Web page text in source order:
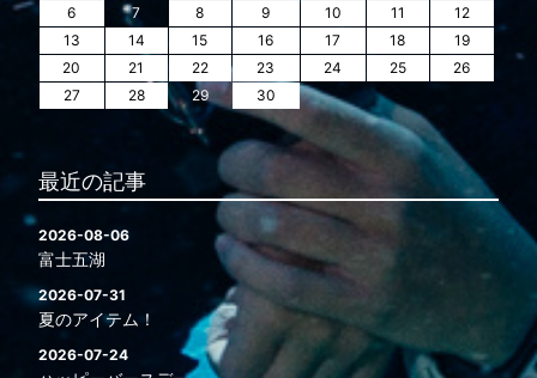
6
7 8 9 10 11
12
13
14 15 16 17 18
19
20
21 22 23 24 25
26
27
28 29 30
最近の記事
2026-08-06
富士五湖
2026-07-31
夏のアイテム！
2026-07-24